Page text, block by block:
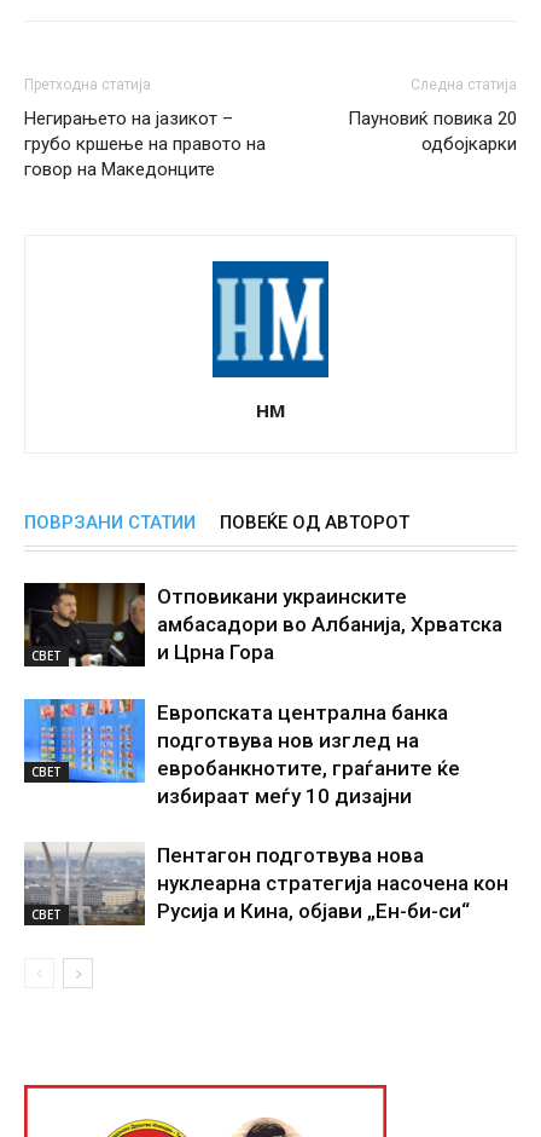
Претходна статија
Негирањето на јазикот –
грубо кршење на правото на
говор на Македонците
Следна статија
Пауновиќ повика 20
одбојкарки
НМ
ПОВРЗАНИ СТАТИИ ПОВЕЌЕ ОД АВТОРОТ
СВЕТ
Отповикани украинските
амбасадори во Албанија, Хрватска
и Црна Гора
СВЕТ
Европската централна банка
подготвува нов изглед на
евробанкнотите, граѓаните ќе
избираат меѓу 10 дизајни
СВЕТ
Пентагон подготвува нова
нуклеарна стратегија насочена кон
Русија и Кина, објави „Ен-би-си“